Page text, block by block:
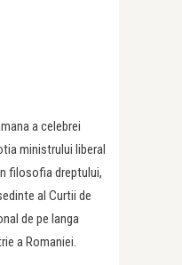
a celebrei
ministrului liberal
filosofia dreptului,
al Curtii de
de pe langa
a Romaniei.